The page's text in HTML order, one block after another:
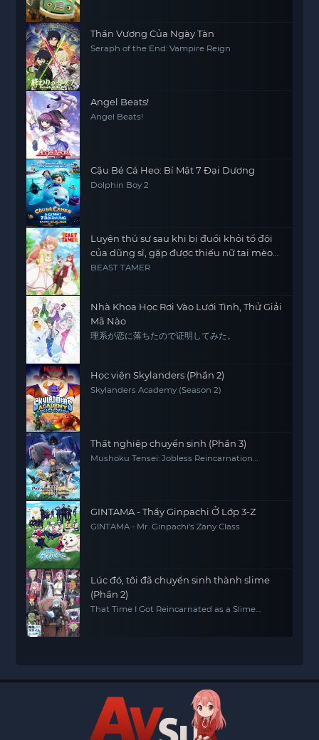
Thần Vương Của Ngày Tàn
Seraph of the End: Vampire Reign
Angel Beats!
Angel Beats!
Cậu Bé Cá Heo: Bí Mật 7 Đại Dương
Dolphin Boy 2
Luyện thú sư sau khi bị đuổi khỏi tổ đội
của dũng sĩ, gặp được thiếu nữ tai mèo
của chủng tộc mạnh nhất
BEAST TAMER
Nhà Khoa Học Rơi Vào Lưới Tình, Thử Giải
Mã Nào
理系が恋に落ちたので证明してみた。
Học viện Skylanders (Phần 2)
Skylanders Academy (Season 2)
Thất nghiệp chuyển sinh (Phần 3)
Mushoku Tensei: Jobless Reincarnation
GINTAMA - Thầy Ginpachi Ở Lớp 3-Z
GINTAMA - Mr. Ginpachi's Zany Class
Lúc đó, tôi đã chuyển sinh thành slime
(Phần 2)
That Time I Got Reincarnated as a Slime